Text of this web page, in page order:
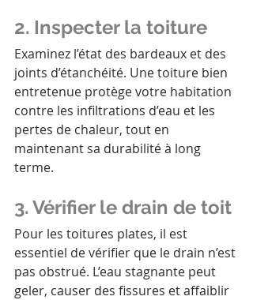
2. Inspecter la toiture
Examinez l’état des bardeaux et des
joints d’étanchéité. Une toiture bien
entretenue protège votre habitation
contre les infiltrations d’eau et les
pertes de chaleur, tout en
maintenant sa durabilité à long
terme.
3. Vérifier le drain de toit
Pour les toitures plates, il est
essentiel de vérifier que le drain n’est
pas obstrué. L’eau stagnante peut
geler, causer des fissures et affaiblir